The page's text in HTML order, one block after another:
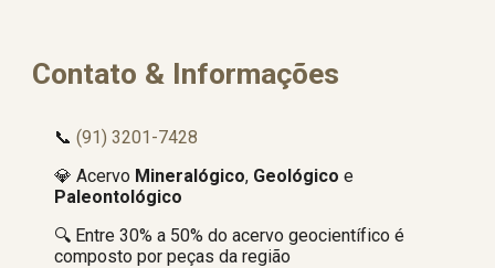
Contato & Informações
📞(91) 3201-7428
💎Acervo Mineralógico, Geológicoe
Paleontológico
🔍 Entre 30% a 50% do acervo geocientífico é
composto por peças da região